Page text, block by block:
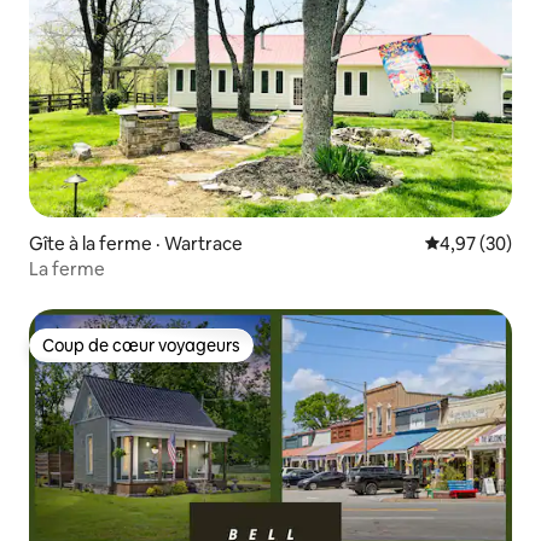
Gîte à la ferme · Wartrace Note
4,97 (30)
La ferme
Coup de cœur voyageurs
Coup de cœur voyageurs